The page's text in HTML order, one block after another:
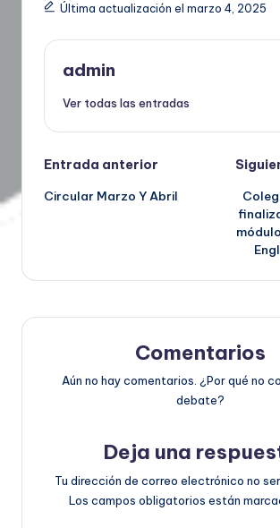
Última actualización el marzo 4, 2025
admin
Ver todas las entradas
Entrada anterior
Circular Marzo Y Abril
Comentarios
Aún no hay comentarios. ¿Por qué no
debate?
Deja una
Tu dirección de correo electrónico no
Los campos obligatorios están